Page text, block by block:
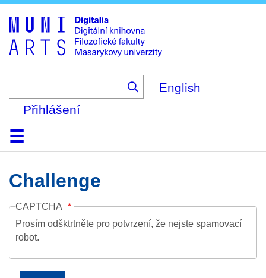
to
main
content
English
Přihlášení
DomůKolekce
Prohlížení
Vyhledávání
O platformě
Nápověda
KontaktDigitalia
Challenge
CAPTCHA
Prosím odšktrtněte pro potvrzení, že nejste spamovací
robot.